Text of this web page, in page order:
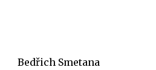
Bedřich Smetana